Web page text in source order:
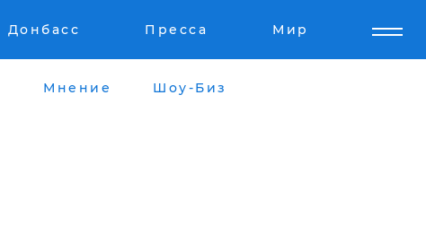
Донбасс Пресса Мир
Мнение Шоу-Биз